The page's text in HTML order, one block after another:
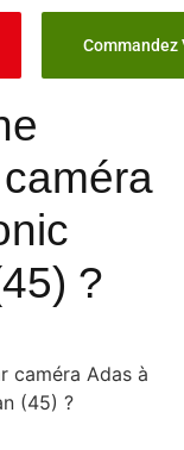
Commandez
?
caméra Adas à
(45) ?